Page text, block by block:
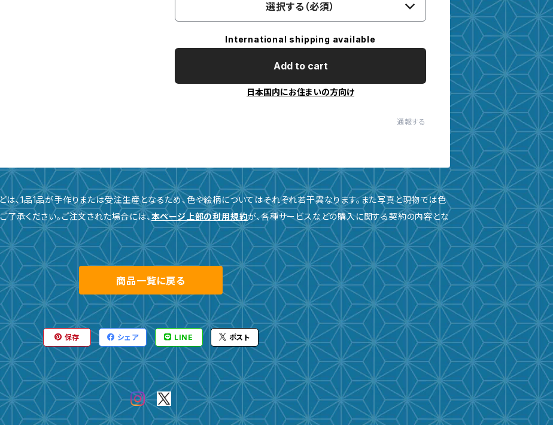
選択する（必須）
International shipping available
Add to cart
日本国内にお住まいの方向け
通報する
、1品1品が手作りまたは受注生産となるため、色や絵柄についてはそれぞれ若干異なります。また写真と現物では色
了承ください。ご注文された場合には、本ページ上部の利用規約が、各種サービスなどの購入に関する契約の内容とな
商品一覧に戻る
保存 シェア LINE ポスト